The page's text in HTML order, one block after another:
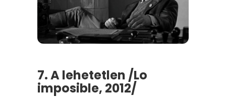
7. A lehetetlen /Lo
imposible, 2012/